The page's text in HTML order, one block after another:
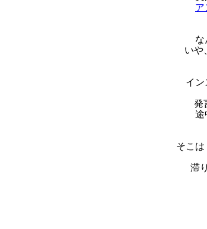
ア
な
いや
イン
発
途
そこは
滞